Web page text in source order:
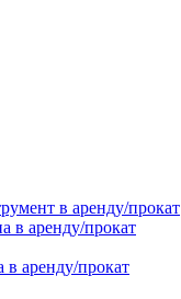
в аренду/прокат
в аренду/прокат
аренду/прокат